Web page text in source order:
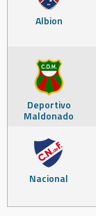
Albion
Deportivo
Maldonado
Nacional